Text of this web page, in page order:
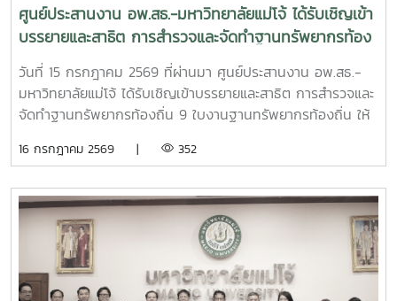
ศูนย์ประสานงาน อพ.สธ.-มหาวิทยาลัยแม่โจ้ ได้รับเชิญเข้า
บรรยายและสาธิต การสำรวจและจัดทำฐานทรัพยากรท้อง
ถิ่น 9 ใบงานฐานทรัพยากรท้องถิ่น
วันที่ 15 กรกฎาคม 2569 ที่ผ่านมา ศูนย์ประสานงาน อพ.สธ.-
มหาวิทยาลัยแม่โจ้ ได้รับเชิญเข้าบรรยายและสาธิต การสำรวจและ
จัดทำฐานทรัพยากรท้องถิ่น 9 ใบงานฐานทรัพยากรท้องถิ่น ให้
เพื่อให้นักศึกษาออกพื้นที่สำรวจได้อย่างมีประสิทธิภาพ และเข้าใจ
พัฒนาการท่องเที่ยว มหาวิทยาลัยแม่โจ้
16 กรกฎาคม 2569 | 352